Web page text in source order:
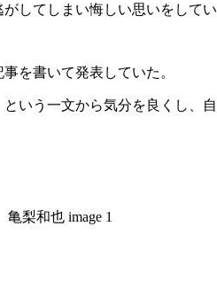
してしまい悔しい思いをしてい
を書いて発表していた。
いう一文から気分を良くし